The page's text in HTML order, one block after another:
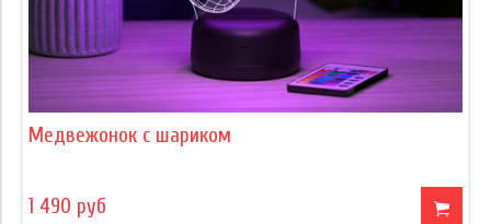
Медвежонок с шариком
1 490 руб